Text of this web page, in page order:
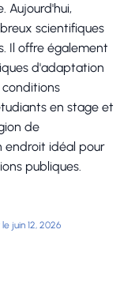
Aujourd'hui,
scientifiques
Il offre également
d'adaptation
en stage et
de
endroit idéal pour
publiques.
juin 12, 2026